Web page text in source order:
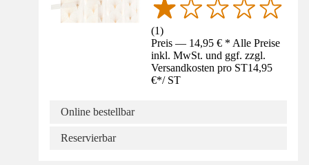
(1)
Preis — 14,95 € * Alle Preise
inkl. MwSt. und ggf. zzgl.
Versandkosten pro ST14,95
€*/ ST
Online bestellbar
Reservierbar